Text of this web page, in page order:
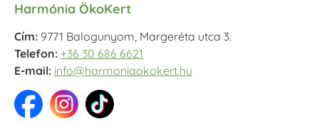
Harmónia ÖkoKert
Cím: 9771 Balogunyom, Margeréta utca 3.
Telefon: +36 30 686 6621
E-mail: info@harmoniaokokert.hu